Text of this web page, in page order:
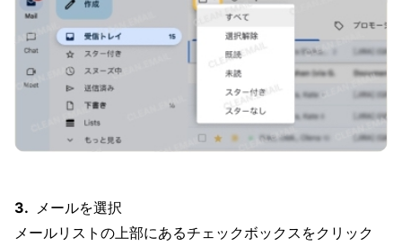
メールを選択
メールリストの上部にあるチェックボックスをクリック